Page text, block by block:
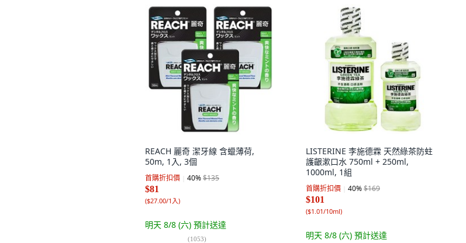
REACH 麗奇 潔牙線 含蠟薄荷,
50m, 1入, 3個
首購折扣價 40%$135
$81
($27.00/1入)
明天 8/8 (六) 預計送達
(1053)
LISTERINE 李施德霖 天然綠茶防蛀
護齦漱口水 750ml + 250ml,
1000ml, 1組
首購折扣價 40%$169
$101
($1.01/10ml)
明天 8/8 (六) 預計送達